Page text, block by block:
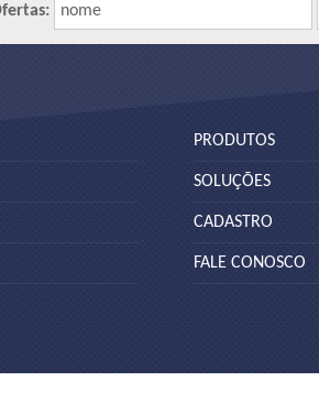
nome
PRODUTOS
SOLUÇÕES
CADASTRO
FALE CONOSCO